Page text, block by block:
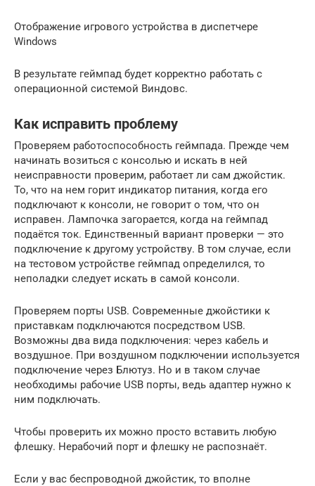
Отображение игрового устройства в диспетчере
Windows
В результате геймпад будет корректно работать с
операционной системой Виндовс.
Как исправить проблему
Проверяем работоспособность геймпада. Прежде чем
начинать возиться с консолью и искать в ней
неисправности проверим, работает ли сам джойстик.
То, что на нем горит индикатор питания, когда его
подключают к консоли, не говорит о том, что он
исправен. Лампочка загорается, когда на геймпад
подаётся ток. Единственный вариант проверки — это
подключение к другому устройству. В том случае, если
на тестовом устройстве геймпад определился, то
неполадки следует искать в самой консоли.
Проверяем порты USB. Современные джойстики к
приставкам подключаются посредством USB.
Возможны два вида подключения: через кабель и
воздушное. При воздушном подключении используется
подключение через Блютуз. Но и в таком случае
необходимы рабочие USB порты, ведь адаптер нужно к
ним подключать.
Чтобы проверить их можно просто вставить любую
флешку. Нерабочий порт и флешку не распознаёт.
Если у вас беспроводной джойстик, то вполне